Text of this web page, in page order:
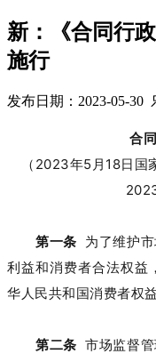
新：《合同行
施行
发布日期：2023-05-30
合
（2023年5月18日国
第一条 为了维护
利益和消费者合法权益
华人民共和国消费者权
第二条 市场监督